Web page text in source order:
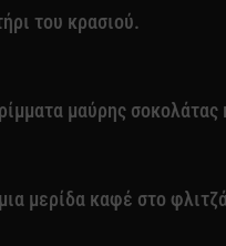
του κρασιού.
μαύρης
μερίδα καφέ στο